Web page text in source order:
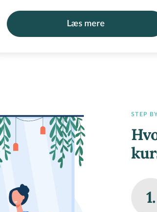
Læs mere
STEP
1.